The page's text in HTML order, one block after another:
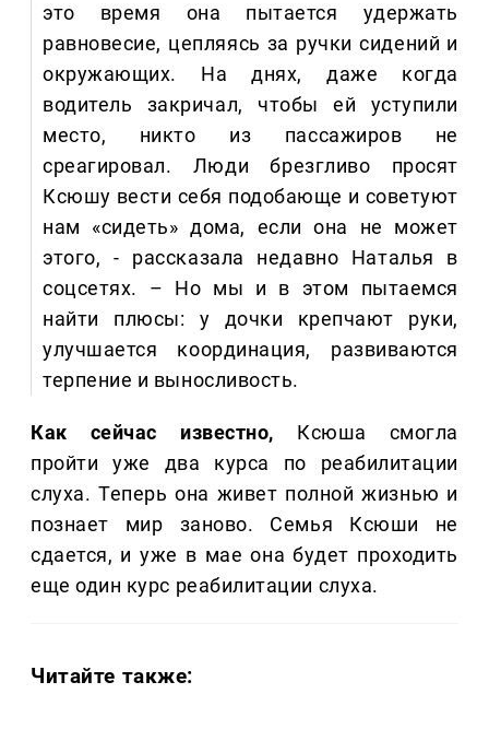
это время она пытается удержать
равновесие, цепляясь за ручки сидений и
окружающих. На днях, даже когда
водитель закричал, чтобы ей уступили
место, никто из пассажиров не
среагировал. Люди брезгливо просят
Ксюшу вести себя подобающе и советуют
нам «сидеть» дома, если она не может
этого, - рассказала недавно Наталья в
соцсетях. – Но мы и в этом пытаемся
найти плюсы: у дочки крепчают руки,
улучшается координация, развиваются
терпение и выносливость.
Как сейчас известно, Ксюша смогла
пройти уже два курса по реабилитации
слуха. Теперь она живет полной жизнью и
познает мир заново. Семья Ксюши не
сдается, и уже в мае она будет проходить
еще один курс реабилитации слуха.
Читайте также: